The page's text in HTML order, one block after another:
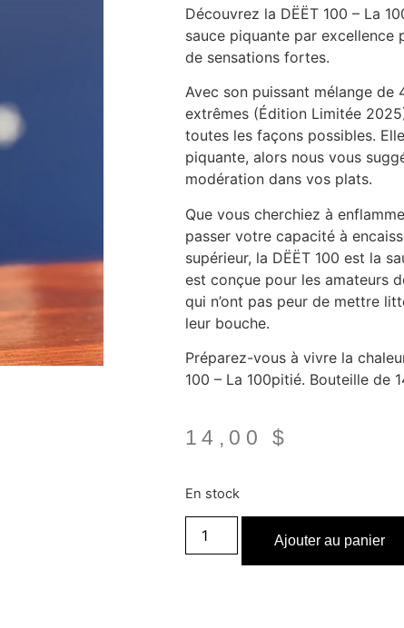
Découvrez la DËËT 100 – La
sauce piquante par excellence
de sensations fortes.
Avec son puissant mélange de
extrêmes (Édition Limitée
toutes les façons possibles.
piquante, alors nous vous
modération dans vos plats.
Que vous cherchiez à
passer votre capacité à
supérieur, la DËËT 100 est la
est conçue pour les amateurs
qui n’ont pas peur de mettre
leur bouche.
Préparez-vous à vivre la
100 – La 100pitié. Bouteille de
14,00$
En stock
Ajouter au panier